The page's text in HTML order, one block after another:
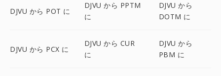
DJVU から POT に
DJVU から PPTM
に
DJVU から
DOTM に
DJVU から PCX に
DJVU から CUR
に
DJVU から
PBM に